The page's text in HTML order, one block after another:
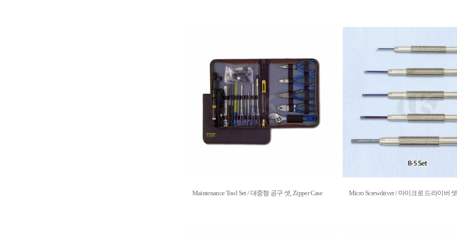
Maintenance Tool Set / 대중형 공구 셋, Zipper Case Micro Screwdriver / 마이크로 드라이버 셋